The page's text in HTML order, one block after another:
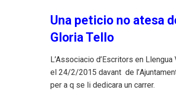
Una peticio no atesa
Gloria Tello
L’Associacio d’Escritors en
el 24/2/2015 davant de l’
per a q se li dedicara un carrer.